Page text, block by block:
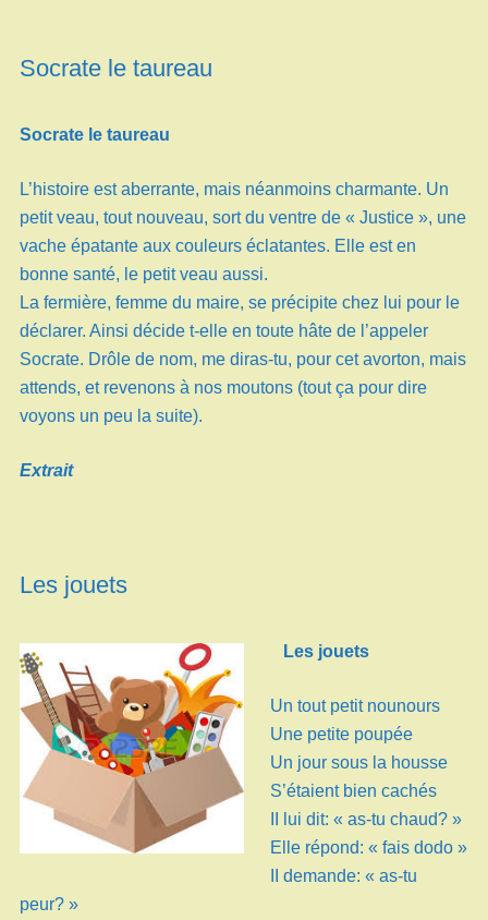
Socrate le taureau
Socrate le taureau
L’histoire est aberrante, mais néanmoins charmante. Un
petit veau, tout nouveau, sort du ventre de « Justice », une
vache épatante aux couleurs éclatantes. Elle est en
bonne santé, le petit veau aussi.
La fermière, femme du maire, se précipite chez lui pour le
déclarer. Ainsi décide t-elle en toute hâte de l’appeler
Socrate. Drôle de nom, me diras-tu, pour cet avorton, mais
attends, et revenons à nos moutons (tout ça pour dire
voyons un peu la suite).
Extrait
Les jouets
Les jouets
Un tout petit nounours
Une petite poupée
Un jour sous la housse
S’étaient bien cachés
II lui dit: « as-tu chaud? »
Elle répond: « fais dodo »
II demande: « as-tu
peur? »